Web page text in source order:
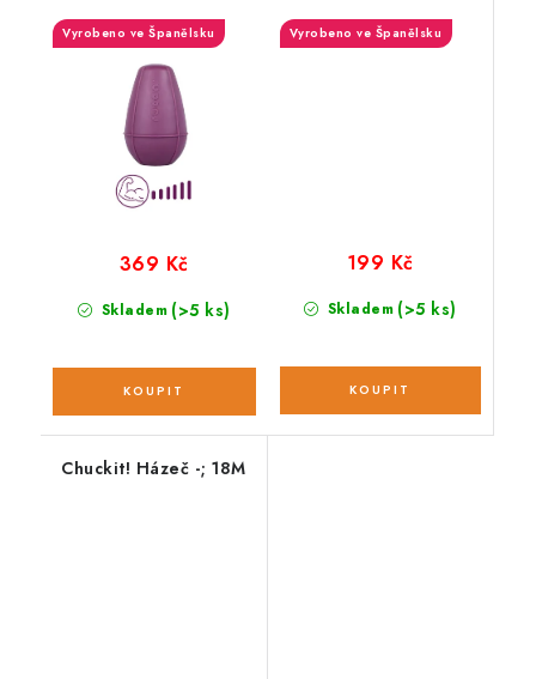
Vyrobeno ve Španělsku
Skladem (>5 ks)
369 Kč
Vyrobeno ve Španělsku
Skladem (>5 ks)
199 Kč
Chuckit! Házeč -; 18M